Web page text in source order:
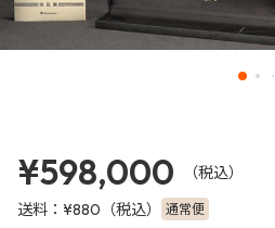
¥598,000
（税込）
送料： ¥880 （税込） 通常便